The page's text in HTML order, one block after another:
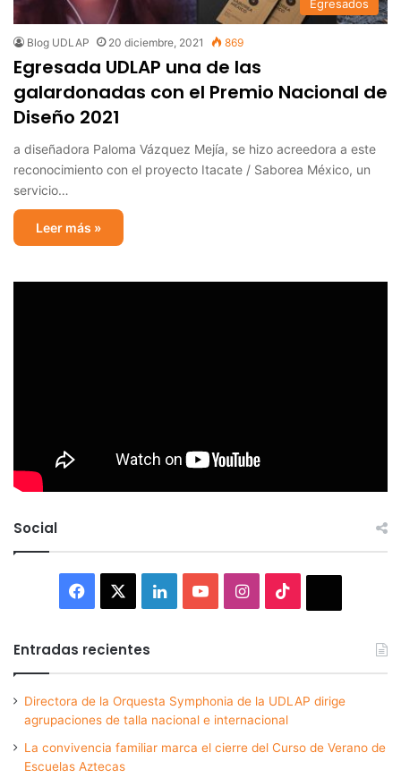
Egresados
Blog UDLAP 20 diciembre, 2021 869
Egresada UDLAP una de las
galardonadas con el Premio Nacional de
Diseño 2021
a diseñadora Paloma Vázquez Mejía, se hizo acreedora a este
reconocimiento con el proyecto Itacate / Saborea México, un
servicio…
Leer más »
Social
Facebook LinkedInYouTubeInstagram
Entradas recientes
Directora de la Orquesta Symphonia de la UDLAP dirige
agrupaciones de talla nacional e internacional
La convivencia familiar marca el cierre del Curso de Verano de
Escuelas Aztecas